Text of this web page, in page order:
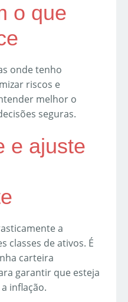
o que
onde tenho
riscos e
melhor o
seguras.
e ajuste
a
classes de ativos. É
carteira
garantir que esteja
inflação.